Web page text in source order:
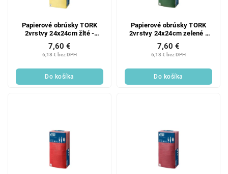
Papierové obrúsky TORK
2vrstvy 24x24cm žlté -
6,18 € bez DPH
7,60 €
Do košíka
Papierové obrúsky TORK
2vrstvy 24x24cm zelené -
6,18 € bez DPH
7,60 €
Do košíka